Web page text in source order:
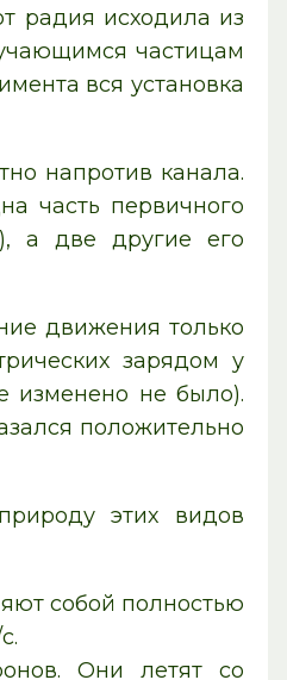
радия исходила из
частицам
вся установка
напротив канала.
часть первичного
а две другие его
движения только
зарядом у
изменено не было).
положительно
этих видов
собой полностью
Они летят со